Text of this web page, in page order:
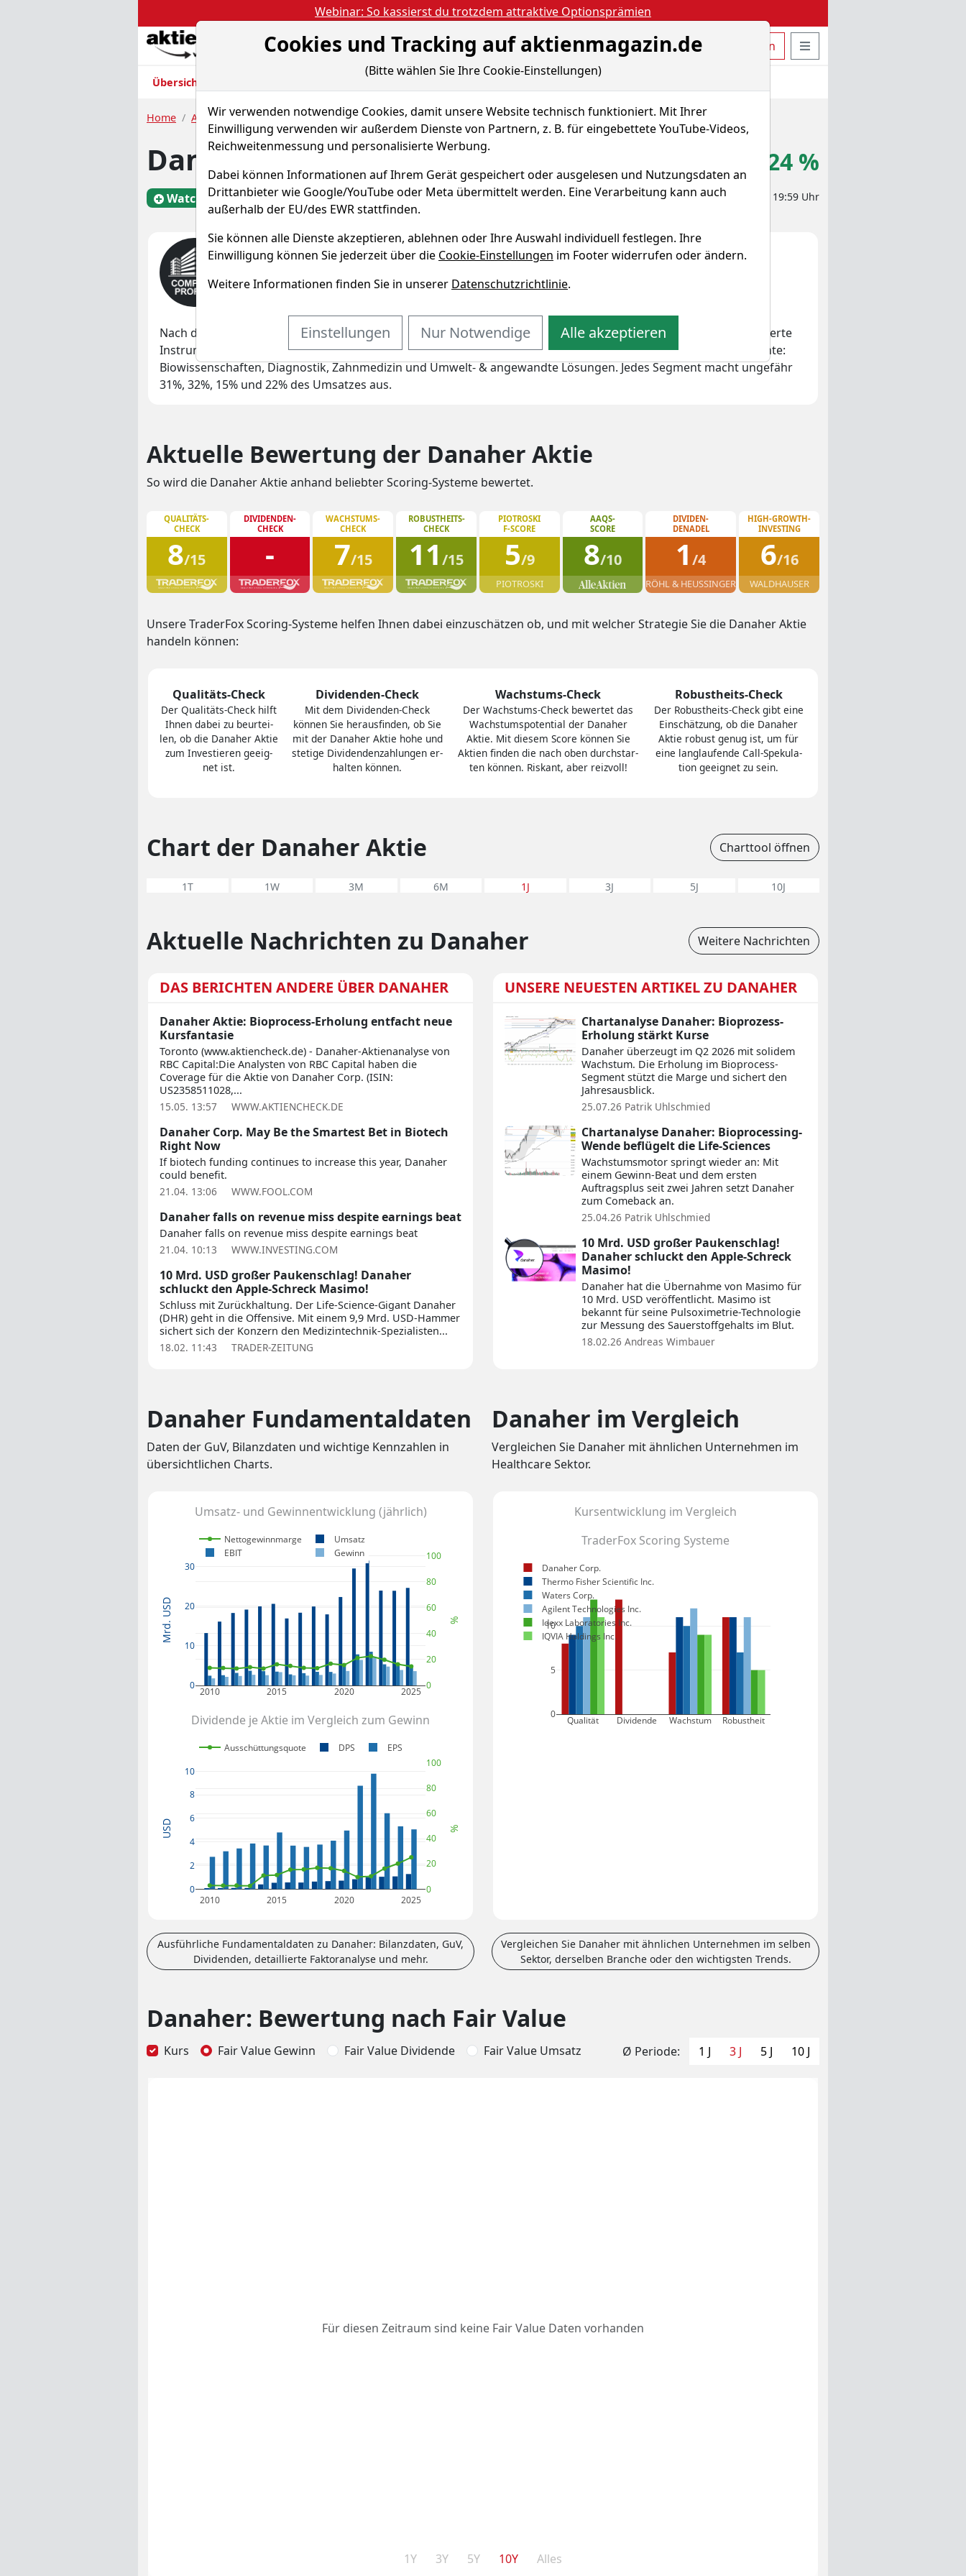
Webinar: So kassierst du trotzdem attraktive Optionsprämien
Aktien Nachrichten Magazine Aktien- und Artikelsuche öffnen
Gratis Account Bestellen Login Seitennavigation öffnen
Übersicht
Home Aktien Danaher Corp.
Danaher Aktie
Watchlist DHR WKN 866197
+2,24 %
Echtzeit-Aktienkurs 07.08.2026, 19:59 Uhr
Was macht Danaher?
Mehr Infos auf http://www.danaher.com
Nach dem Spin-off von Fortive im Jahre 2016 ist Danaher ein vielseitiger und vornehmlich auf gesundheitsorientierte
Instrumente und Zubehör ausgerichteter Hersteller. Nach dem Spin behält Danaher vier Hauptgeschäftssegmente:
Biowissenschaften, Diagnostik, Zahnmedizin und Umwelt- & angewandte Lösungen. Jedes Segment macht ungefähr
31%, 32%, 15% und 22% des Umsatzes aus.
Aktuelle Bewertung der Danaher Aktie
So wird die Danaher Aktie anhand beliebter Scoring-Systeme bewertet.
QUALITÄTS-
CHECK
8/15
DIVIDENDEN-
CHECK
-
WACHSTUMS-
CHECK
7/15
ROBUSTHEITS-
CHECK
11/15
PIOTROSKI
F-SCORE
5/9
PIOTROSKI
AAQS-
SCORE
8/10
DIVIDEN-
DENADEL
1/4
RÖHL & HEUSSINGER
HIGH-GROWTH-
INVESTING
6/16
WALDHAUSER
Unsere TraderFox Scoring-Systeme helfen Ihnen dabei einzuschätzen ob, und mit welcher Strategie Sie die Danaher Aktie
handeln können:
Qualitäts-Check
Der Quali­täts-Check hilft
Ihnen dabei zu be­ur­tei­
len, ob die Danaher Aktie
zum In­ves­tie­ren geeig­
net ist.
Dividenden-Check
Mit dem Divi­den­den-Check
können Sie heraus­finden, ob Sie
mit der Danaher Aktie hohe und
stetige Divi­den­den­zah­lungen er­
hal­ten können.
Wachstums-Check
Der Wachs­tums-Check bewertet das
Wachs­tums­po­ten­tial der Danaher
Aktie. Mit diesem Score können Sie
Aktien finden die nach oben durch­star­
ten können. Riskant, aber reiz­voll!
Robustheits-Check
Der Robust­heits-Check gibt eine
Ein­schät­zung, ob die Danaher
Aktie robust genug ist, um für
eine lang­lau­fen­de Call-Spe­ku­la­
tion ge­eig­net zu sein.
Chart der Danaher Aktie Charttool öffnen
1T 1W 3M 6M 1J 3J 5J 10J
Aktuelle Nachrichten zu Danaher Weitere Nachrichten
UNSERE NEUESTEN ARTIKEL ZU DANAHER
Chartanalyse Danaher: Bioprozess-
Erholung stärkt Kurse
Danaher überzeugt im Q2 2026 mit solidem
Wachstum. Die Erholung im Bioprocess-
Segment stützt die Marge und sichert den
Jahresausblick.
25.07.26 Patrik Uhlschmied
Chartanalyse Danaher: Bioprocessing-
Wende beflügelt die Life-Sciences
Wachstumsmotor springt wieder an: Mit
einem Gewinn-Beat und dem ersten
Auftragsplus seit zwei Jahren setzt Danaher
zum Comeback an.
25.04.26 Patrik Uhlschmied
10 Mrd. USD großer Paukenschlag!
Danaher schluckt den Apple-Schreck
Masimo!
Danaher hat die Übernahme von Masimo für
10 Mrd. USD veröffentlicht. Masimo ist
bekannt für seine Pulsoximetrie-Technologie
zur Messung des Sauerstoffgehalts im Blut.
18.02.26 Andreas Wimbauer
DAS BERICHTEN ANDERE ÜBER DANAHER
Danaher Aktie: Bioprocess-Erholung entfacht neue
Kursfantasie
Toronto (www.aktiencheck.de) - Danaher-Aktienanalyse von
RBC Capital:Die Analysten von RBC Capital haben die
Coverage für die Aktie von Danaher Corp. (ISIN:
US2358511028,...
15.05. 13:57
WWW.AKTIENCHECK.DE
Danaher Corp. May Be the Smartest Bet in Biotech
Right Now
If biotech funding continues to increase this year, Danaher
could benefit.
21.04. 13:06
WWW.FOOL.COM
Danaher falls on revenue miss despite earnings beat
Danaher falls on revenue miss despite earnings beat
21.04. 10:13
WWW.INVESTING.COM
10 Mrd. USD großer Paukenschlag! Danaher
schluckt den Apple-Schreck Masimo!
Schluss mit Zurückhaltung. Der Life-Science-Gigant Danaher
(DHR) geht in die Offensive. Mit einem 9,9 Mrd. USD-Hammer
sichert sich der Konzern den Medizintechnik-Spezialisten...
18.02. 11:43
TRADER-ZEITUNG
Danaher Fundamentaldaten
Daten der GuV, Bilanzdaten und wichtige Kennzahlen in
übersichtlichen Charts.
Umsatz- und Gewinnentwicklung (jährlich)
2010 2015 2020 2025
0
10
20
30
0
20
40
60
80
100
Nettogewinnmarge
Umsatz
EBIT
Gewinn
Mrd. USD %
Dividende je Aktie im Vergleich zum Gewinn
2010 2015 2020 2025
0
2
4
6
8
10
0
20
40
60
80
100
Ausschüttungsquote DPS EPS
USD %
Ausführliche Fundamentaldaten zu Danaher: Bilanzdaten, GuV,
Dividenden, detaillierte Faktoranalyse und mehr.
Danaher im Vergleich
Vergleichen Sie Danaher mit ähnlichen Unternehmen im
Healthcare Sektor.
Kursentwicklung im Vergleich
TraderFox Scoring Systeme
Qualität Dividende Wachstum Robustheit
0
5
10
Danaher Corp.
Thermo Fisher Scientific Inc.
Waters Corp.
Agilent Technologies Inc.
Idexx Laboratories Inc.
IQVIA Holdings Inc.
Vergleichen Sie Danaher mit ähnlichen Unternehmen im selben
Sektor, derselben Branche oder den wichtigsten Trends.
Danaher: Bewertung nach Fair Value
Kurs Fair Value Gewinn Fair Value Dividende Fair Value Umsatz Ø Periode: 1 J 3 J 5 J 10 J
1Y 3Y 5Y 10Y Alles
Für diesen Zeitraum sind keine Fair Value Daten vorhanden
Cookies und Tracking auf aktienmagazin.de
(Bitte wählen Sie Ihre Cookie-Einstellungen)
Wir verwenden notwendige Cookies, damit unsere Website technisch funktioniert. Mit Ihrer
Einwilligung verwenden wir außerdem Dienste von Partnern, z. B. für eingebettete YouTube-Videos,
Reichweitenmessung und personalisierte Werbung.
Dabei können Informationen auf Ihrem Gerät gespeichert oder ausgelesen und Nutzungsdaten an
Drittanbieter wie Google/YouTube oder Meta übermittelt werden. Eine Verarbeitung kann auch
außerhalb der EU/des EWR stattfinden.
Sie können alle Dienste akzeptieren, ablehnen oder Ihre Auswahl individuell festlegen. Ihre
Einwilligung können Sie jederzeit über die Cookie-Einstellungen im Footer widerrufen oder ändern.
Weitere Informationen finden Sie in unserer Datenschutzrichtlinie.
Einstellungen Nur Notwendige Alle akzeptieren